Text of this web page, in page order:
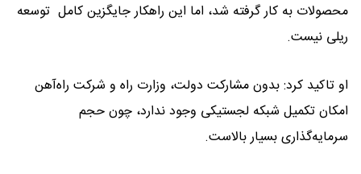
محصولات به کار گرفته شد، اما این راهکار جایگزین کامل توسعه
ریلی نیست.
او تاکید کرد: بدون مشارکت دولت، وزارت راه و شرکت راه‌آهن
امکان تکمیل شبکه لجستیکی وجود ندارد، چون حجم
سرمایه‌گذاری بسیار بالاست.